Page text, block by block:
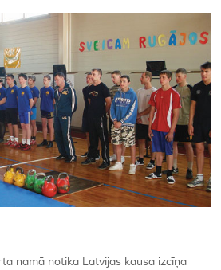
namā notika Latvijas kausa izcīņa